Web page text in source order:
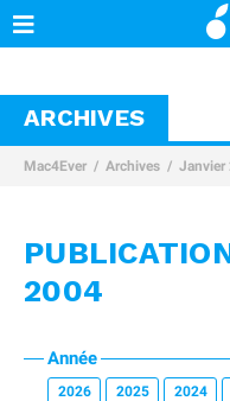
ARCHIVES
Mac4Ever Archives Janvier
2004
Année
2026 2025 2024